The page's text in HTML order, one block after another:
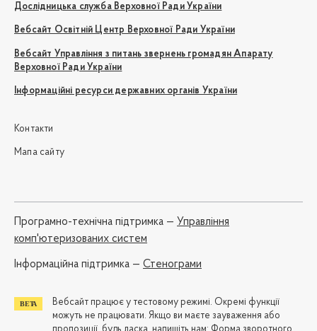
Дослідницька служба Верховної Ради України
Вебсайт Освітній Центр Верховної Ради України
Вебсайт Управління з питань звернень громадян Апарату
Верховної Ради України
Інформаційні ресурси державних органів України
Контакти
Мапа сайту
Програмно-технічна підтримка — Управління
комп'ютеризованих систем
Iнформаційна підтримка — Стенограми
Вебсайт працює у тестовому режимі. Окремі функції
можуть не працювати. Якщо ви маєте зауваження або